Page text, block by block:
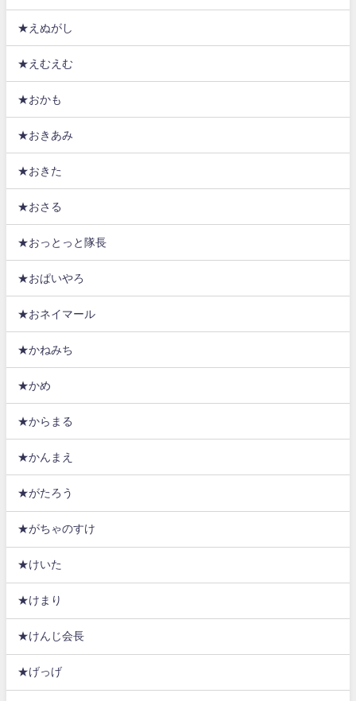
★えぬがし
★えむえむ
★おかも
★おきあみ
★おきた
★おさる
★おっとっと隊長
★おぱいやろ
★おネイマール
★かねみち
★かめ
★からまる
★かんまえ
★がたろう
★がちゃのすけ
★けいた
★けまり
★けんじ会長
★げっげ